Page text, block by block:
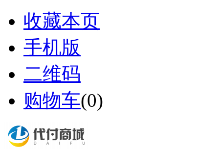
收藏本页
手机版
二维码
购物车(0)